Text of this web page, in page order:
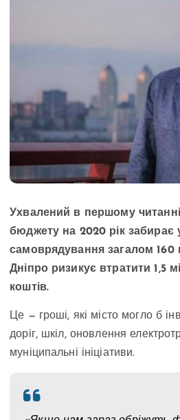
Ухвалений в першому
бюджету на 2020 рік забирає
самоврядування загалом
Дніпро ризикує втратити 1,5
коштів.
Це — гроші, які місто могло б
доріг, шкіл, оновлення
муніципальні ініціативи.